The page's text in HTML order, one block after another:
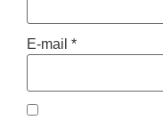
E-mail *